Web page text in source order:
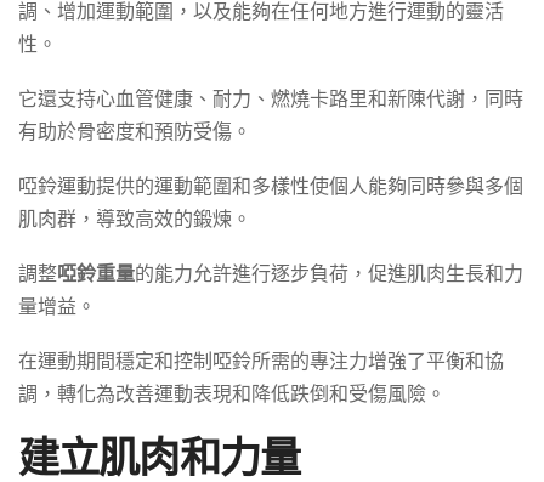
調、增加運動範圍，以及能夠在任何地方進行運動的靈活
性。
它還支持心血管健康、耐力、燃燒卡路里和新陳代謝，同時
有助於骨密度和預防受傷。
啞鈴運動提供的運動範圍和多樣性使個人能夠同時參與多個
肌肉群，導致高效的鍛煉。
調整啞鈴重量的能力允許進行逐步負荷，促進肌肉生長和力
量增益。
在運動期間穩定和控制啞鈴所需的專注力增強了平衡和協
調，轉化為改善運動表現和降低跌倒和受傷風險。
建立肌肉和力量